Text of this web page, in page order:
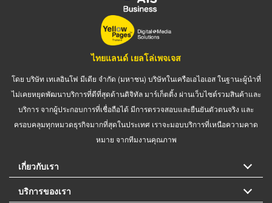
ไทยแลนด์ เยลโล่เพจเจส
โดย บริษัท เทเลอินโฟ มีเดีย จำกัด (มหาชน) บริษัทในเครือเอไอเอส ในฐานะผู้นำที่
ไม่เคยหยุดพัฒนาบริการที่ดีที่สุดด้านดิจิทัล มาร์เก็ตติ้ง ผ่านเว็บไซต์รวมสินค้าและ
บริการ จากผู้ประกอบการที่เชื่อถือได้ มีการตรวจสอบและยืนยันตัวตนจริง และ
ครอบคลุมทุกหมวดธุรกิจมากที่สุดในประเทศ เราจะมอบบริการที่เหนือความคาด
หมาย จากทีมงานคุณภาพ
เกี่ยวกับเรา
บริการของเรา